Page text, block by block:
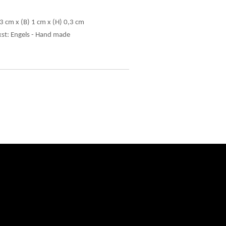
cm x (B) 1 cm x (H) 0,3 cm
Engels - Hand made